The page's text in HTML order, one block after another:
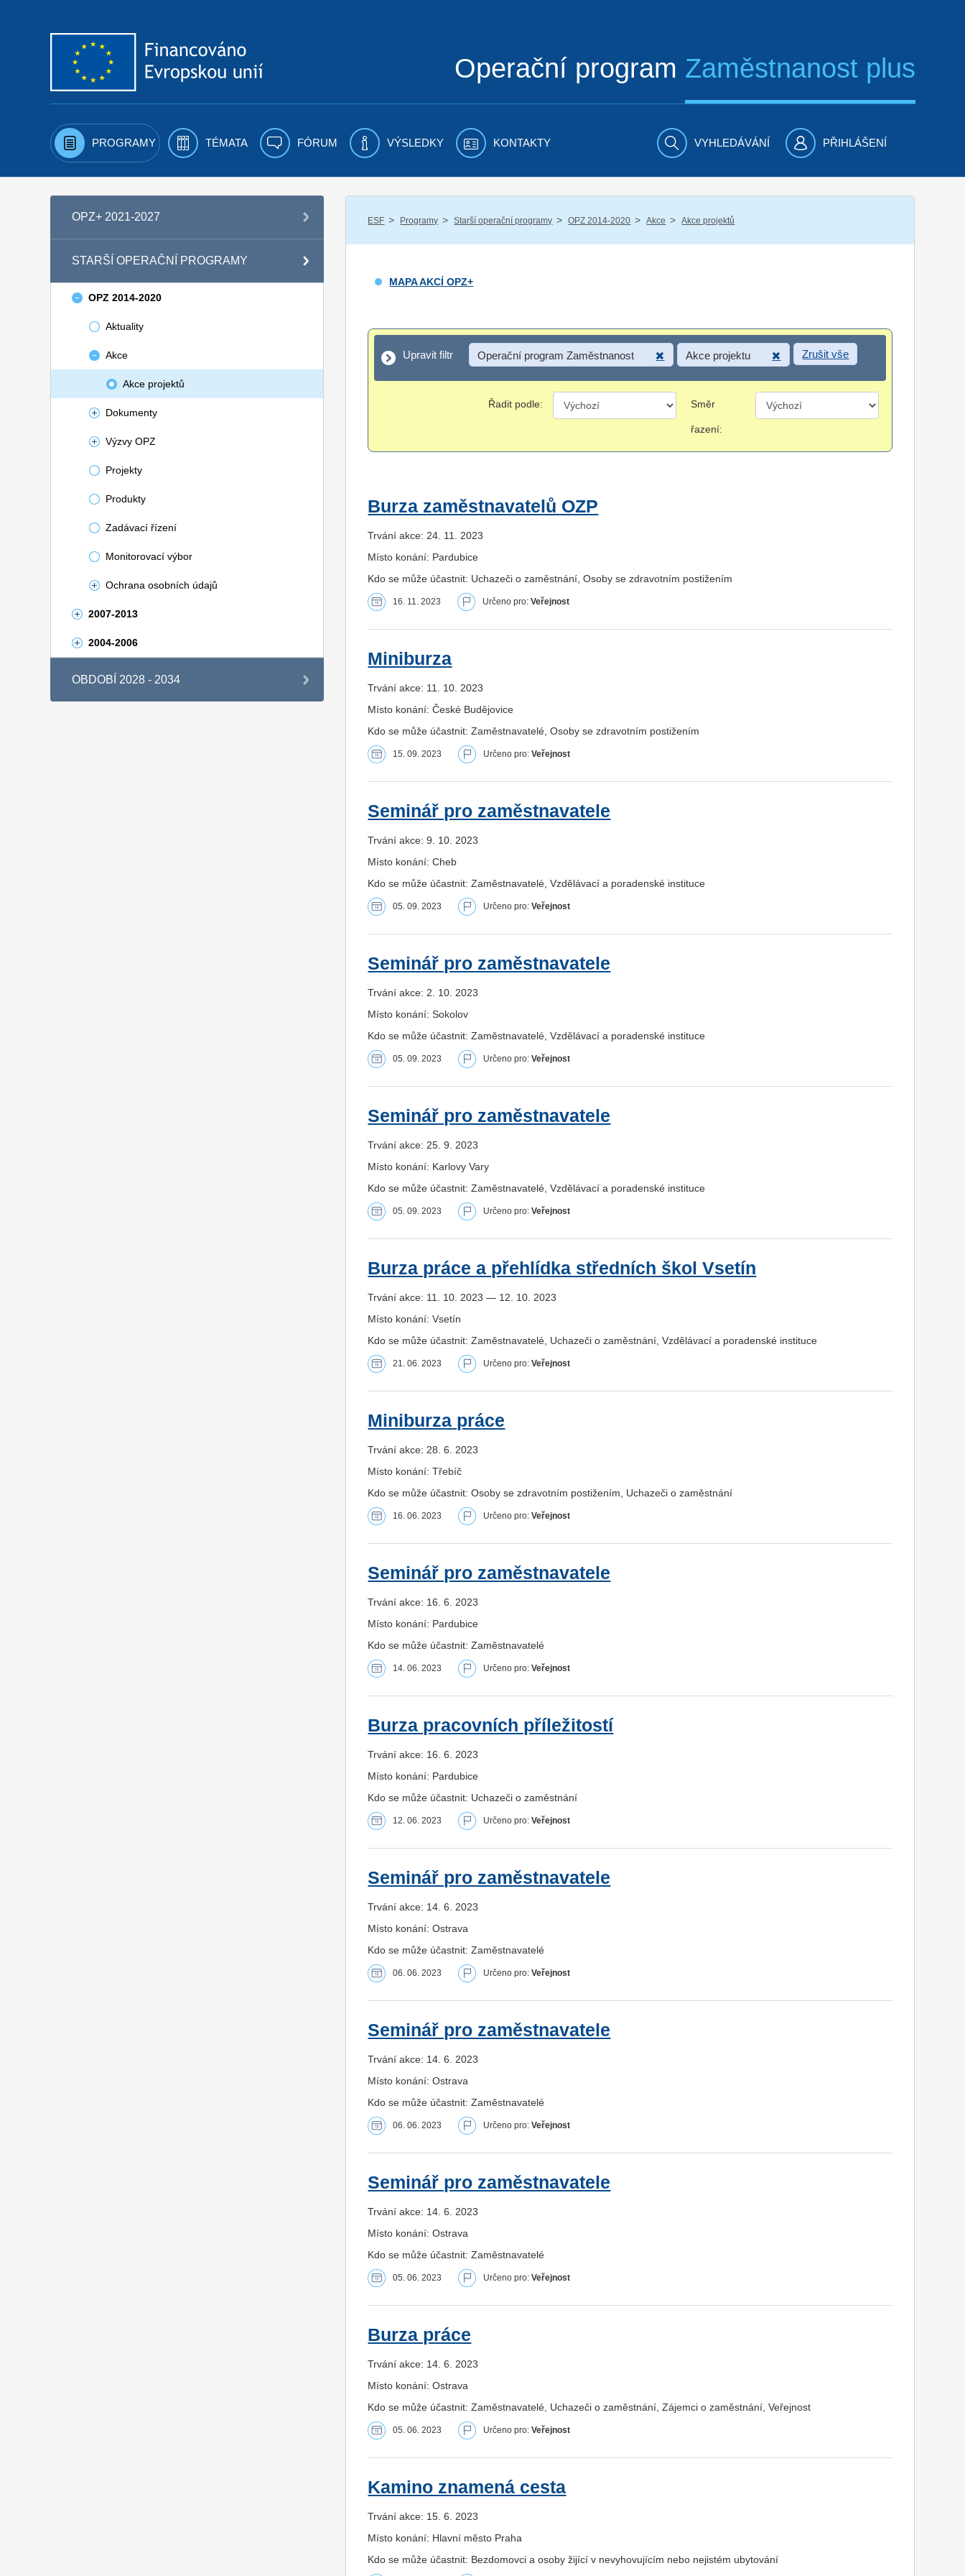
Operační program Zaměstnanost plus
PROGRAMY TÉMATA FÓRUM VÝSLEDKY KONTAKTY VYHLEDÁVÁNÍ PŘIHLÁŠENÍ
OPZ+ 2021-2027
STARŠÍ OPERAČNÍ PROGRAMY
OPZ 2014-2020
Aktuality
Akce
Akce projektů
Dokumenty
Výzvy OPZ
Projekty
Produkty
Zadávací řízení
Monitorovací výbor
Ochrana osobních údajů
2007-2013
2004-2006
OBDOBÍ 2028 - 2034
ESF / Programy / Starší operační programy / OPZ 2014-2020 / Akce / Akce projektů
MAPA AKCÍ OPZ+
Upravit filtr
Upravit filtr Operační program Zaměstnanost Akce projektu Zrušit vše
Řadit podle: Směr
řazení:
Burza zaměstnavatelů OZP
Trvání akce: 24. 11. 2023
Místo konání: Pardubice
Kdo se může účastnit: Uchazeči o zaměstnání, Osoby se zdravotním postižením
16. 11. 2023 Určeno pro:Veřejnost
Miniburza
Trvání akce: 11. 10. 2023
Místo konání: České Budějovice
Kdo se může účastnit: Zaměstnavatelé, Osoby se zdravotním postižením
15. 09. 2023 Určeno pro:Veřejnost
Seminář pro zaměstnavatele
Trvání akce: 9. 10. 2023
Místo konání: Cheb
Kdo se může účastnit: Zaměstnavatelé, Vzdělávací a poradenské instituce
05. 09. 2023 Určeno pro:Veřejnost
Seminář pro zaměstnavatele
Trvání akce: 2. 10. 2023
Místo konání: Sokolov
Kdo se může účastnit: Zaměstnavatelé, Vzdělávací a poradenské instituce
05. 09. 2023 Určeno pro:Veřejnost
Seminář pro zaměstnavatele
Trvání akce: 25. 9. 2023
Místo konání: Karlovy Vary
Kdo se může účastnit: Zaměstnavatelé, Vzdělávací a poradenské instituce
05. 09. 2023 Určeno pro:Veřejnost
Burza práce a přehlídka středních škol Vsetín
Trvání akce: 11. 10. 2023 — 12. 10. 2023
Místo konání: Vsetín
Kdo se může účastnit: Zaměstnavatelé, Uchazeči o zaměstnání, Vzdělávací a poradenské instituce
21. 06. 2023 Určeno pro:Veřejnost
Miniburza práce
Trvání akce: 28. 6. 2023
Místo konání: Třebíč
Kdo se může účastnit: Osoby se zdravotním postižením, Uchazeči o zaměstnání
16. 06. 2023 Určeno pro:Veřejnost
Seminář pro zaměstnavatele
Trvání akce: 16. 6. 2023
Místo konání: Pardubice
Kdo se může účastnit: Zaměstnavatelé
14. 06. 2023 Určeno pro:Veřejnost
Burza pracovních příležitostí
Trvání akce: 16. 6. 2023
Místo konání: Pardubice
Kdo se může účastnit: Uchazeči o zaměstnání
12. 06. 2023 Určeno pro:Veřejnost
Seminář pro zaměstnavatele
Trvání akce: 14. 6. 2023
Místo konání: Ostrava
Kdo se může účastnit: Zaměstnavatelé
06. 06. 2023 Určeno pro:Veřejnost
Seminář pro zaměstnavatele
Trvání akce: 14. 6. 2023
Místo konání: Ostrava
Kdo se může účastnit: Zaměstnavatelé
06. 06. 2023 Určeno pro:Veřejnost
Seminář pro zaměstnavatele
Trvání akce: 14. 6. 2023
Místo konání: Ostrava
Kdo se může účastnit: Zaměstnavatelé
05. 06. 2023 Určeno pro:Veřejnost
Burza práce
Trvání akce: 14. 6. 2023
Místo konání: Ostrava
Kdo se může účastnit: Zaměstnavatelé, Uchazeči o zaměstnání, Zájemci o zaměstnání, Veřejnost
05. 06. 2023 Určeno pro:Veřejnost
Kamino znamená cesta
Trvání akce: 15. 6. 2023
Místo konání: Hlavní město Praha
Kdo se může účastnit: Bezdomovci a osoby žijící v nevyhovujícím nebo nejistém ubytování